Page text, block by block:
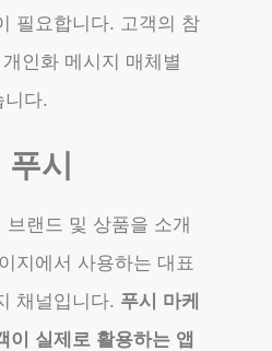
필요합니다. 고객의 참
인화 메시지 매체별
니다.
시
브랜드 및 상품을 소개
지에서 사용하는 대표
채널입니다. 푸시 마케
이 실제로 활용하는 앱